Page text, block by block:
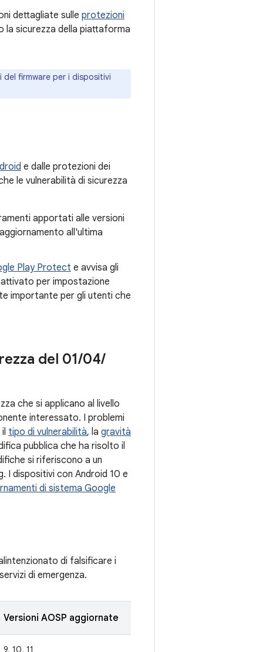
dettagliate sulle protezioni
la sicurezza della piattaforma
del firmware per i dispositivi
e dalle protezioni dei
le vulnerabilità di sicurezza
apportati alle versioni
all'ultima
Play Protect e avvisa gli
per impostazione
importante per gli utenti che
del 01/04/
che si applicano al livello
interessato. I problemi
tipo di vulnerabilità, la gravità
pubblica che ha risolto il
si riferiscono a un
I dispositivi con Android 10 e
di sistema Google
di falsificare i
di emergenza.
Versioni AOSP aggiornate
9, 10, 11